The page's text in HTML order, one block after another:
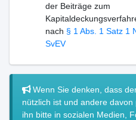
der Beiträge zum
nach § 1 Abs. 1 Satz 1
SvEV
Wenn Sie denken, dass
nützlich ist und andere
ihn bitte in sozialen Medien,